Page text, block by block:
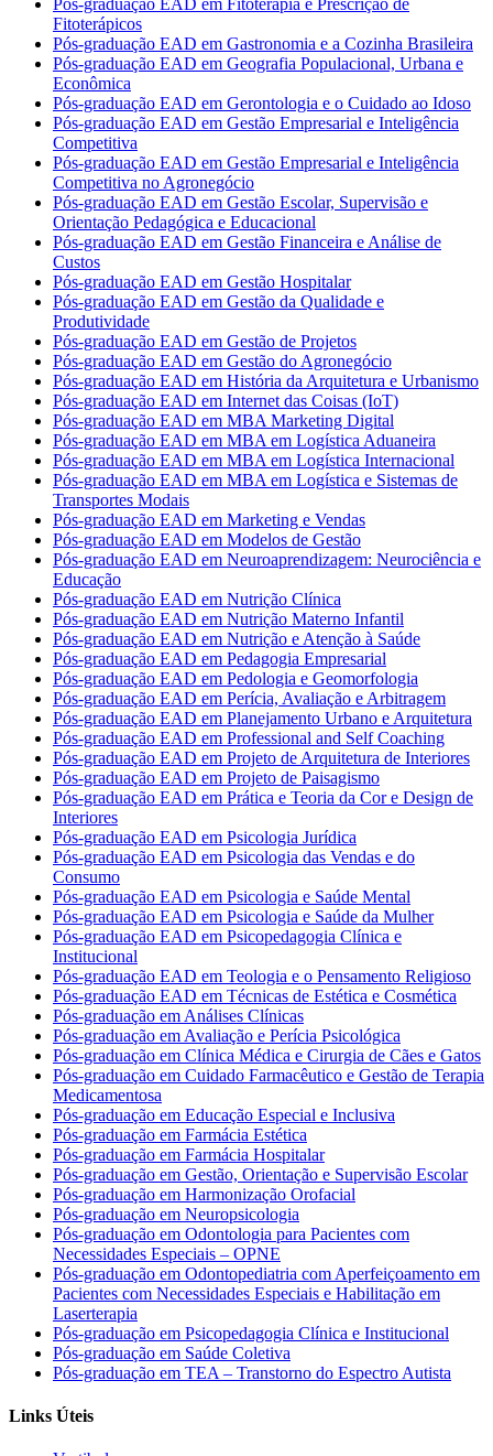
Pós-graduação EAD em Fitoterapia e Prescrição de
Fitoterápicos
Pós-graduação EAD em Gastronomia e a Cozinha Brasileira
Pós-graduação EAD em Geografia Populacional, Urbana e
Econômica
Pós-graduação EAD em Gerontologia e o Cuidado ao Idoso
Pós-graduação EAD em Gestão Empresarial e Inteligência
Competitiva
Pós-graduação EAD em Gestão Empresarial e Inteligência
Competitiva no Agronegócio
Pós-graduação EAD em Gestão Escolar, Supervisão e
Orientação Pedagógica e Educacional
Pós-graduação EAD em Gestão Financeira e Análise de
Custos
Pós-graduação EAD em Gestão Hospitalar
Pós-graduação EAD em Gestão da Qualidade e
Produtividade
Pós-graduação EAD em Gestão de Projetos
Pós-graduação EAD em Gestão do Agronegócio
Pós-graduação EAD em História da Arquitetura e Urbanismo
Pós-graduação EAD em Internet das Coisas (IoT)
Pós-graduação EAD em MBA Marketing Digital
Pós-graduação EAD em MBA em Logística Aduaneira
Pós-graduação EAD em MBA em Logística Internacional
Pós-graduação EAD em MBA em Logística e Sistemas de
Transportes Modais
Pós-graduação EAD em Marketing e Vendas
Pós-graduação EAD em Modelos de Gestão
Pós-graduação EAD em Neuroaprendizagem: Neurociência e
Educação
Pós-graduação EAD em Nutrição Clínica
Pós-graduação EAD em Nutrição Materno Infantil
Pós-graduação EAD em Nutrição e Atenção à Saúde
Pós-graduação EAD em Pedagogia Empresarial
Pós-graduação EAD em Pedologia e Geomorfologia
Pós-graduação EAD em Perícia, Avaliação e Arbitragem
Pós-graduação EAD em Planejamento Urbano e Arquitetura
Pós-graduação EAD em Professional and Self Coaching
Pós-graduação EAD em Projeto de Arquitetura de Interiores
Pós-graduação EAD em Projeto de Paisagismo
Pós-graduação EAD em Prática e Teoria da Cor e Design de
Interiores
Pós-graduação EAD em Psicologia Jurídica
Pós-graduação EAD em Psicologia das Vendas e do
Consumo
Pós-graduação EAD em Psicologia e Saúde Mental
Pós-graduação EAD em Psicologia e Saúde da Mulher
Pós-graduação EAD em Psicopedagogia Clínica e
Institucional
Pós-graduação EAD em Teologia e o Pensamento Religioso
Pós-graduação EAD em Técnicas de Estética e Cosmética
Pós-graduação em Análises Clínicas
Pós-graduação em Avaliação e Perícia Psicológica
Pós-graduação em Clínica Médica e Cirurgia de Cães e Gatos
Pós-graduação em Cuidado Farmacêutico e Gestão de Terapia
Medicamentosa
Pós-graduação em Educação Especial e Inclusiva
Pós-graduação em Farmácia Estética
Pós-graduação em Farmácia Hospitalar
Pós-graduação em Gestão, Orientação e Supervisão Escolar
Pós-graduação em Harmonização Orofacial
Pós-graduação em Neuropsicologia
Pós-graduação em Odontologia para Pacientes com
Necessidades Especiais – OPNE
Pós-graduação em Odontopediatria com Aperfeiçoamento em
Pacientes com Necessidades Especiais e Habilitação em
Laserterapia
Pós-graduação em Psicopedagogia Clínica e Institucional
Pós-graduação em Saúde Coletiva
Pós-graduação em TEA – Transtorno do Espectro Autista
Links Úteis